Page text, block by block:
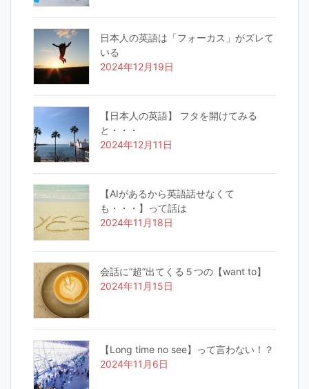
日本人の英語は「フォーカス」がズレて
いる
2024年12月19日
【日本人の英語】 フタを開けてみる
と・・・
2024年12月11日
【AIがあるから英語話せなくて
も・・・】って話は
2024年11月18日
会話に”超”出てくる５つの【want to】
2024年11月15日
【Long time no see】って言わない！？
2024年11月6日